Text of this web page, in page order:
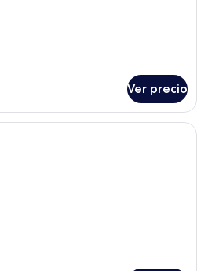
Ver precio
Una habitación de hotel con dos